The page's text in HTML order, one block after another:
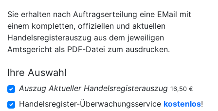
Sie erhalten nach Auftragserteilung eine EMail mit
einem kompletten, offiziellen und aktuellen
Handelsregisterauszug aus dem jeweiligen
Amtsgericht als PDF-Datei zum ausdrucken.
Ihre Auswahl
Auszug Aktueller Handelsregisterauszug 16,50 €
Handelsregister-Überwachungsservice kostenlos!